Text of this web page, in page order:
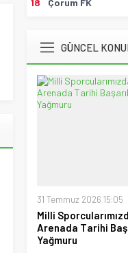
Selçuk
28
Spor
28
Ufuk
18 Çorum FK
GÜNCEL
31 Temmuz 2026 15:05
Milli
Arenada Tarihi
Yağmuru